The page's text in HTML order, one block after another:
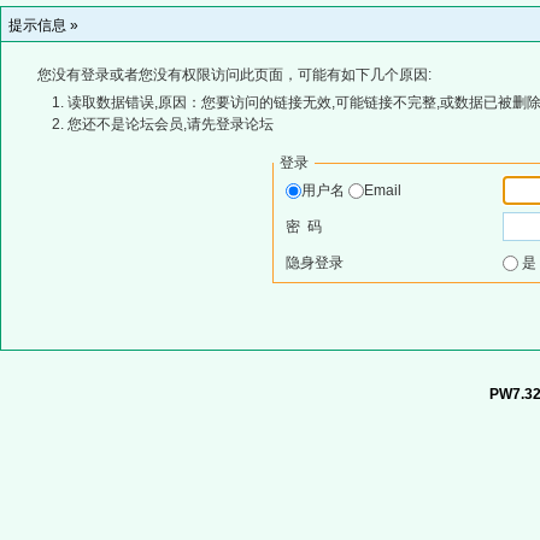
提示信息 »
您没有登录或者您没有权限访问此页面，可能有如下几个原因:
读取数据错误,原因：您要访问的链接无效,可能链接不完整,或数据已被删
您还不是论坛会员,请先登录论坛
登录
用户名
Email
密 码
隐身登录